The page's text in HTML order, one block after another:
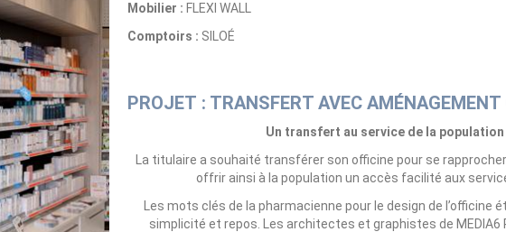
Mobilier : FLEXI WALL
Comptoirs : SILOÉ
PROJET : TRANSFERT AVEC AMÉNAGEMENT
Un transfert au service de la population
La titulaire a souhaité transférer son officine pour se
offrir ainsi à la population un accès facilité aux
Les mots clés de la pharmacienne pour le design de l’officine
simplicité et repos. Les architectes et graphistes de MEDIA6